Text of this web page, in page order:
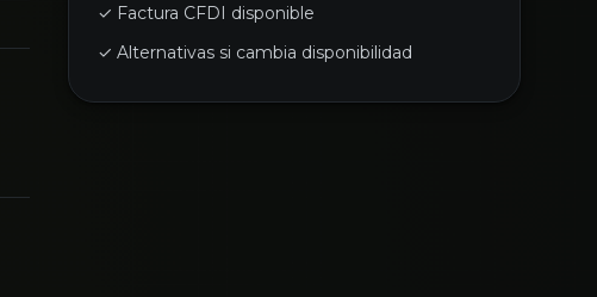
✓ Factura CFDI disponible
✓ Alternativas si cambia disponibilidad